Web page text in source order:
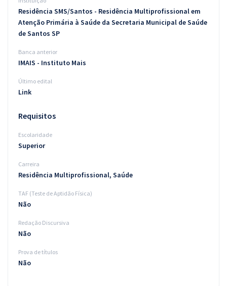
Atendimento
Residência SMS/Santos - Residência Multiprofissional em
Atenção Primária à Saúde da Secretaria Municipal de Saúde
de Santos SP
Banca anterior
IMAIS - Instituto Mais
Último edital
Link
Requisitos
Escolaridade
Superior
Carreira
Residência Multiprofissional, Saúde
TAF (Teste de Aptidão Física)
Não
Redação Discursiva
Não
Prova de títulos
Não